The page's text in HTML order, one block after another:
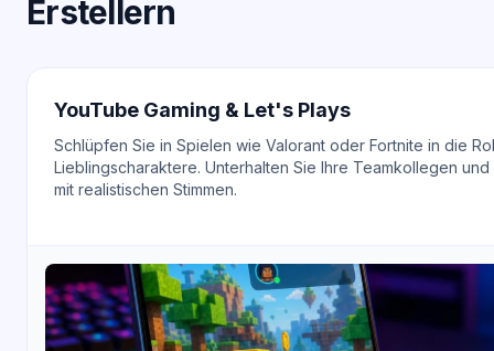
Erstellern
YouTube Gaming & Let's Plays
Schlüpfen Sie in Spielen wie Valorant oder Fortnite in die
Lieblingscharaktere. Unterhalten Sie Ihre Teamkollegen
mit realistischen Stimmen.